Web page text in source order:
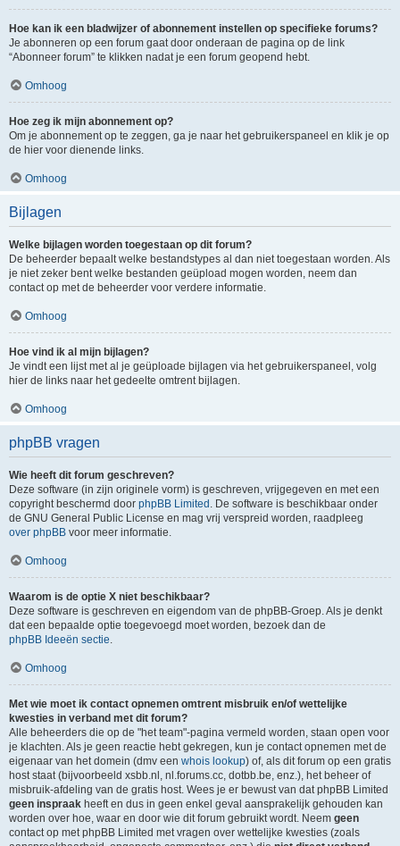
Hoe kan ik een bladwijzer of abonnement instellen op specifieke forums?
Je abonneren op een forum gaat door onderaan de pagina op de link
“Abonneer forum” te klikken nadat je een forum geopend hebt.
Omhoog
Hoe zeg ik mijn abonnement op?
Om je abonnement op te zeggen, ga je naar het gebruikerspaneel en klik je op
de hier voor dienende links.
Omhoog
Bijlagen
Welke bijlagen worden toegestaan op dit forum?
De beheerder bepaalt welke bestandstypes al dan niet toegestaan worden. Als
je niet zeker bent welke bestanden geüpload mogen worden, neem dan
contact op met de beheerder voor verdere informatie.
Omhoog
Hoe vind ik al mijn bijlagen?
Je vindt een lijst met al je geüploade bijlagen via het gebruikerspaneel, volg
hier de links naar het gedeelte omtrent bijlagen.
Omhoog
phpBB vragen
Wie heeft dit forum geschreven?
Deze software (in zijn originele vorm) is geschreven, vrijgegeven en met een
copyright beschermd door phpBB Limited . De software is beschikbaar onder
de GNU General Public License en mag vrij verspreid worden, raadpleeg
over phpBB voor meer informatie.
Omhoog
Waarom is de optie X niet beschikbaar?
Deze software is geschreven en eigendom van de phpBB-Groep. Als je denkt
dat een bepaalde optie toegevoegd moet worden, bezoek dan de
phpBB Ideeën sectie.
Omhoog
Met wie moet ik contact opnemen omtrent misbruik en/of wettelijke
kwesties in verband met dit forum?
Alle beheerders die op de "het team"-pagina vermeld worden, staan open voor
je klachten. Als je geen reactie hebt gekregen, kun je contact opnemen met de
eigenaar van het domein (dmv een whois lookup) of, als dit forum op een gratis
host staat (bijvoorbeeld xsbb.nl, nl.forums.cc, dotbb.be, enz.), het beheer of
misbruik-afdeling van de gratis host. Wees je er bewust van dat phpBB Limited
geen inspraak heeft en dus in geen enkel geval aansprakelijk gehouden kan
worden over hoe, waar en door wie dit forum gebruikt wordt. Neem geen
contact op met phpBB Limited met vragen over wettelijke kwesties (zoals